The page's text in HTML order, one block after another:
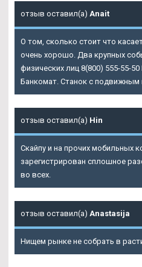
отзыв оставил(а) Anait
О том, сколько стоит что
очень хорошо. Два крупных
физических лиц 8(800) 555-55-
Банкомат. Станок с подвижным
отзыв оставил(а) Hin
Скайпу и на прочих мобильных
зарегистрирован сплошное
во всех.
отзыв оставил(а) Anastasija
Нищем рынке не собрать в